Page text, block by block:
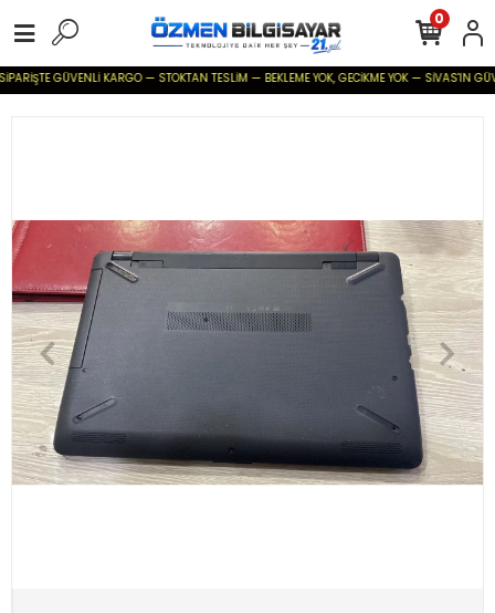
GÜVENLİ KARGO — STOKTAN TESLİM — BEKLEME YOK, GECİKME YOK — SİVAS'IN
0